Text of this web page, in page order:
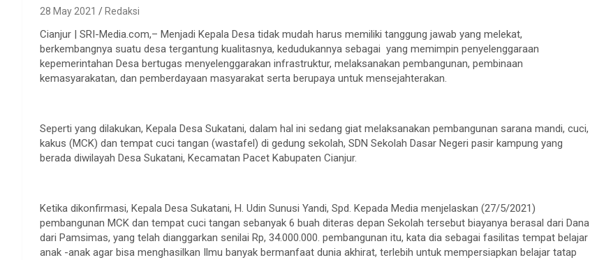
28 May 2021 Redaksi
Cianjur | SRI-Media.com,– Menjadi Kepala Desa tidak mudah harus memiliki tanggung jawab yang melekat,
berkembangnya suatu desa tergantung kualitasnya, kedudukannya sebagai yang memimpin penyelenggaraan
kepemerintahan Desa bertugas menyelenggarakan infrastruktur, melaksanakan pembangunan, pembinaan
kemasyarakatan, dan pemberdayaan masyarakat serta berupaya untuk mensejahterakan.
Seperti yang dilakukan, Kepala Desa Sukatani, dalam hal ini sedang giat melaksanakan pembangunan sarana mandi, cuci,
kakus (MCK) dan tempat cuci tangan (wastafel) di gedung sekolah, SDN Sekolah Dasar Negeri pasir kampung yang
berada diwilayah Desa Sukatani, Kecamatan Pacet Kabupaten Cianjur.
Ketika dikonfirmasi, Kepala Desa Sukatani, H. Udin Sunusi Yandi, Spd. Kepada Media menjelaskan (27/5/2021)
pembangunan MCK dan tempat cuci tangan sebanyak 6 buah diteras depan Sekolah tersebut biayanya berasal dari Dana
dari Pamsimas, yang telah dianggarkan senilai Rp, 34.000.000. pembangunan itu, kata dia sebagai fasilitas tempat belajar
anak -anak agar bisa menghasilkan Ilmu banyak bermanfaat dunia akhirat, terlebih untuk mempersiapkan belajar tatap